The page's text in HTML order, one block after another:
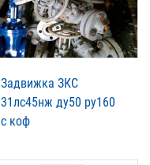
Задвижка ЗКС
31лс45нж ду50 ру160
с коф